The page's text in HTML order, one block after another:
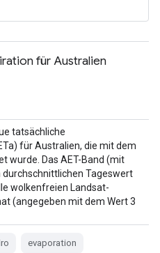
für Australien
tatsächliche
für Australien, die mit dem
wurde. Das AET-Band (mit
durchschnittlichen Tageswert
wolkenfreien Landsat-
(angegeben mit dem Wert 3
evaporation